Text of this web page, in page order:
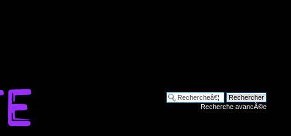
Recherche avancÃ©e